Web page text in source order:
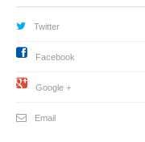
Twitter
Facebook
Google +
Email